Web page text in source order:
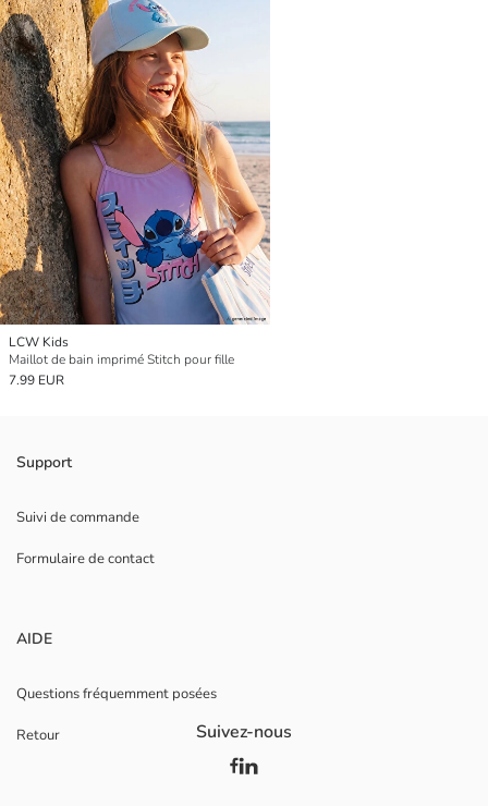
LCW Kids
Maillot de bain imprimé Stitch pour fille
7.99 EUR
Support
Suivi de commande
Formulaire de contact
AIDE
Questions fréquemment posées
Retour Suivez-nous